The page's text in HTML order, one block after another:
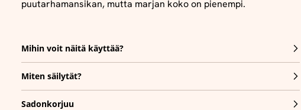
puutarhamansikan, mutta marjan koko on pienempi.
Mihin voit näitä käyttää?
Miten säilytät?
Sadonkorjuu